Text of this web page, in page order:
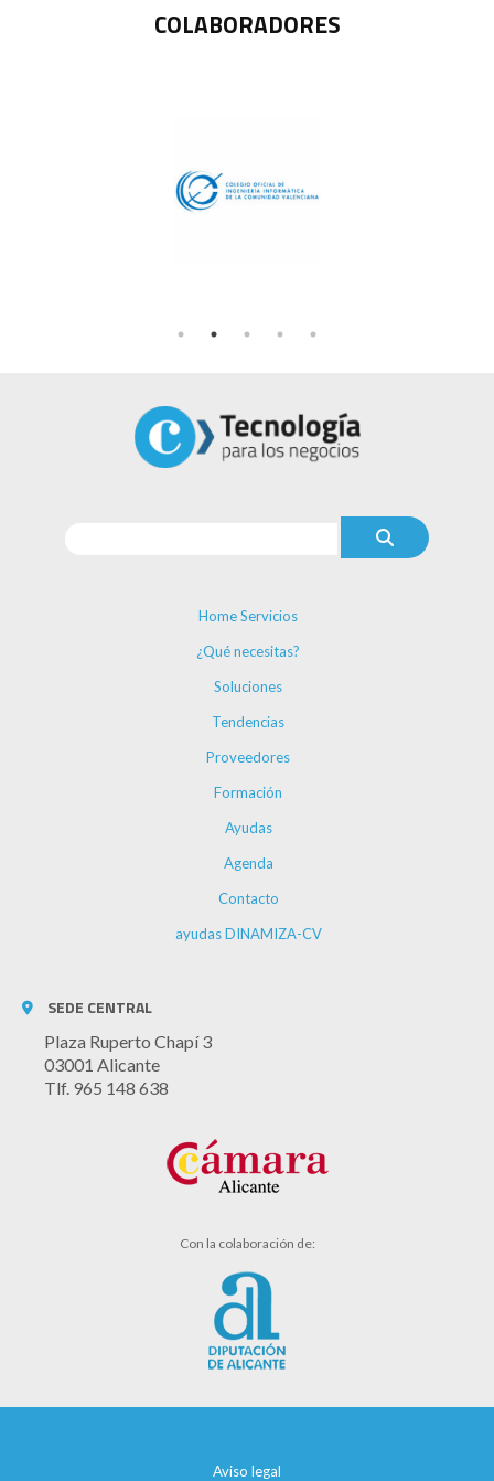
COLABORADORES
Home Servicios
¿Qué necesitas?
Soluciones
Tendencias
Proveedores
Formación
Ayudas
Agenda
Contacto
ayudas DINAMIZA-CV
SEDE CENTRAL
Plaza Ruperto Chapí 3
03001 Alicante
Tlf. 965 148 638
Con la colaboración de:
Aviso legal